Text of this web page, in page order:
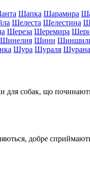
Шапка Шарамира
Шелеста Шелестина
Шереза Шеремира
Шинелия Шини
Шура Шураля Шурана
для собак, що
добре